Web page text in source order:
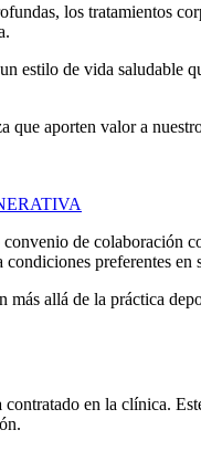
los tratamientos
estilo de vida saludable
aporten valor a
de colaboración
preferentes en
más allá de la práctica
contratado en la clínica.